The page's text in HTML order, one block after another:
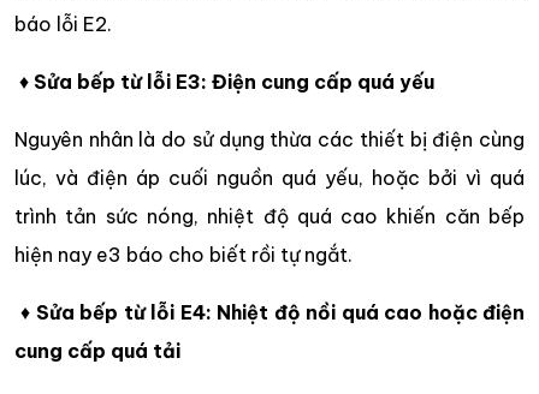
báo lỗi E2.
♦ Sửa bếp từ lỗi E3: Điện cung cấp quá yếu
Nguyên nhân là do sử dụng thừa các thiết bị điện cùng
lúc, và điện áp cuối nguồn quá yếu, hoặc bởi vì quá
trình tản sức nóng, nhiệt độ quá cao khiến căn bếp
hiện nay e3 báo cho biết rồi tự ngắt.
♦ Sửa bếp từ lỗi E4: Nhiệt độ nồi quá cao hoặc điện
cung cấp quá tải